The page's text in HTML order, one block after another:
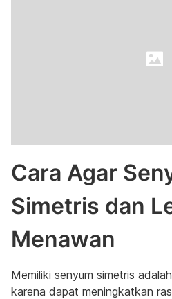
Cara Agar
Simetris dan
Menawan
Memiliki senyum simetris
karena dapat meningkatkan